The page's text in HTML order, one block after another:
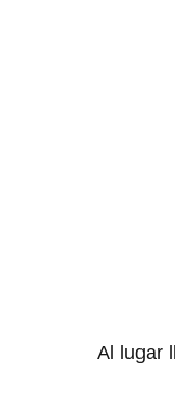
Al lugar